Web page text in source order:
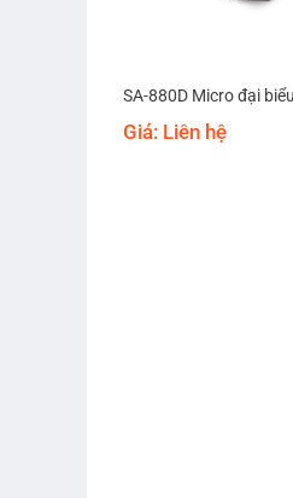
SA-880D Micro đại
Giá: Liên hệ